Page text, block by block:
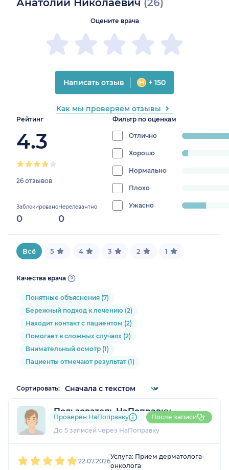
Анатолий Николаевич (26)
Рейтинг
4.3
26 отзывов
Заблокировано
0
Нерелевантно
0
Фильтр по оценкам
Отличноprogress:
Хорошо
3.8461538461538463%
Нормально
0%
Плохо
0%
Ужасно
progress:
15.384615384615385%
Оцените врача
Написать отзыв + 150
Как мы проверяем отзывы
Всё 5 4 3 2 1
Качества врача
Понятные объяснения (7)
Бережный подход к лечению (2)
Находит контакт с пациентом (2)
Помогает в сложных случаях (2)
Внимательный осмотр (1)
Пациенты отмечают результат (1)
Сортировать:
Пользователь НаПоправку
1 отзыв
До 5 записей через НаПоправку
Проверен НаПоправку После записи
22.07.2026
Услуга: Прием дерматолога-
онколога